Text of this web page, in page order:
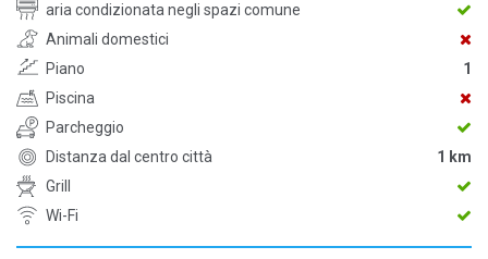
aria condizionata negli spazi comune
Animali domestici
Piano
1
Piscina
Parcheggio
Distanza dal centro città
1 km
Grill
Wi-Fi